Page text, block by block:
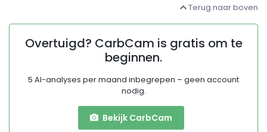
Terug naar boven
Overtuigd? CarbCam is gratis om te
beginnen.
5 AI-analyses per maand inbegrepen – geen account
nodig.
Bekijk CarbCam